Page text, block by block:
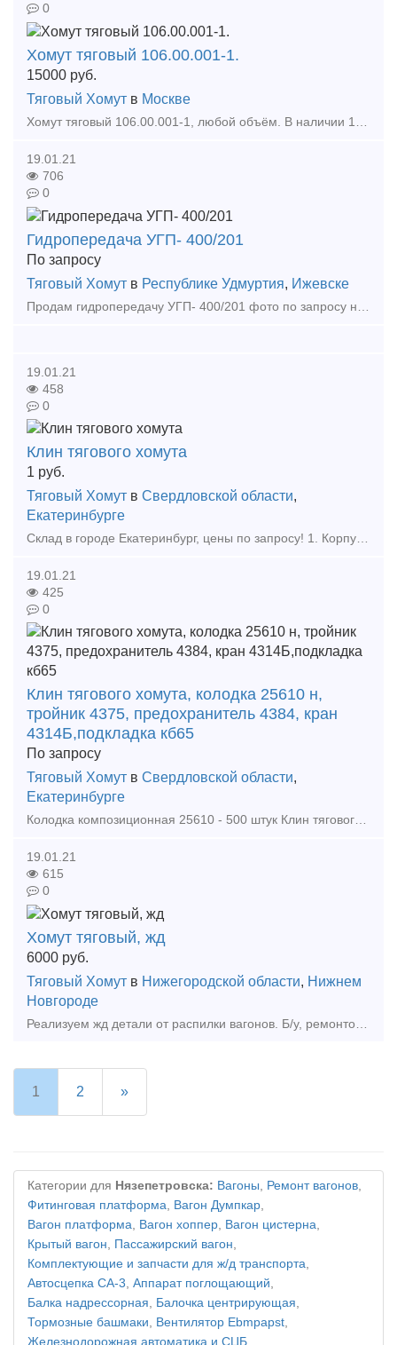
0
Хомут тяговый 106.00.001-1.
15000 руб.
Тяговый Хомут в Москве
19.01.21
706
0
Гидропередача УГП- 400/201
По запросу
Тяговый Хомут в Республике Удмуртия, Ижевске
19.01.21
458
0
Клин тягового хомута
1 руб.
Тяговый Хомут в Свердловской области,
Екатеринбурге
Склад в городе Екатеринбург, цены по запросу! 1. Корпус Буксы (Восстановленный ) 2. Крышка крепительная 3. Лабиринтное кольцо 4. Штуцер 4370 6. Штуцер 190.02А 7. Ручка ра
19.01.21
425
0
Клин тягового хомута, колодка 25610 н,
тройник 4375, предохранитель 4384, кран
4314Б,подкладка кб65
По запросу
Тяговый Хомут в Свердловской области,
Екатеринбурге
Колодка композиционная 25610 - 500 штук Клин тягового хомута - 160 штук Предохранитель валика подвески - 900 штук Кран 4314Б - 100 штук Ниппель 4371 - 900 штук
19.01.21
615
0
Хомут тяговый, жд
6000 руб.
Тяговый Хомут в Нижегородской области, Нижнем
Новгороде
Реализуем жд детали от распилки вагонов. Б/у, ремонтопригодные. Есть возможность доставки своим транспортом. Автосцепки - 12 000р, Подшипники буксовые - 4800р, Тяговые хомуты - 6000 р, Пружины
1 2 »
Категории для Нязепетровска: Вагоны, Ремонт вагонов,
Фитинговая платформа, Вагон Думпкар,
Вагон платформа, Вагон хоппер, Вагон цистерна,
Крытый вагон, Пассажирский вагон,
Комплектующие и запчасти для ж/д транспорта,
Автосцепка СА-3, Аппарат поглощающий,
Балка надрессорная, Балочка центрирующая,
Тормозные башмаки, Вентилятор Ebmpapst,
Железнодорожная автоматика и СЦБ